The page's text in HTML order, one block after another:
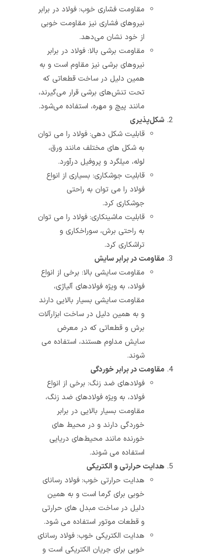
مقاومت فشاری خوب: فولاد در برابر
نیروهای فشاری نیز مقاومت خوبی
از خود نشان می‌دهد.
مقاومت برشی بالا: فولاد در برابر
نیروهای برشی نیز مقاوم است و به
همین دلیل در ساخت قطعاتی که
تحت تنش‌های برشی قرار می‌گیرند،
مانند پیچ و مهره، استفاده می‌شود.
شکل‌پذیری
قابلیت شکل‌ دهی: فولاد را می‌ توان
به شکل‌ های مختلف مانند ورق،
لوله، میلگرد و پروفیل درآورد.
قابلیت جوشکاری: بسیاری از انواع
فولاد را می‌ توان به راحتی
جوشکاری کرد.
قابلیت ماشینکاری: فولاد را می‌ توان
به راحتی برش، سوراخکاری و
تراشکاری کرد.
مقاومت در برابر سایش
مقاومت سایشی بالا: برخی از انواع
فولاد، به ویژه فولادهای آلیاژی،
مقاومت سایشی بسیار بالایی دارند
و به همین دلیل در ساخت ابزارآلات
برش و قطعاتی که در معرض
سایش مداوم هستند، استفاده می‌
مقاومت در برابر خوردگی
فولادهای ضد زنگ: برخی از انواع
فولاد، به ویژه فولادهای ضد زنگ،
مقاومت بسیار بالایی در برابر
خوردگی دارند و در محیط‌ های
خورنده مانند محیط‌های دریایی
استفاده می‌ شوند.
هدایت حرارتی و الکتریکی
هدایت حرارتی خوب: فولاد رسانای
خوبی برای گرما است و به همین
دلیل در ساخت مبدل‌ های حرارتی
و قطعات موتور استفاده می‌ شود.
هدایت الکتریکی خوب: فولاد رسانای
خوبی برای جریان الکتریکی است و